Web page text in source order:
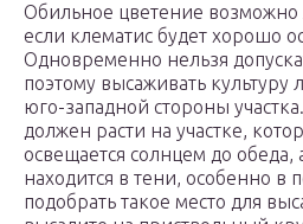
Обильное цветение возможно
если клематис будет хорошо
Одновременно нельзя
поэтому высаживать
юго-западной стороны
должен расти на участке,
освещается солнцем до
находится в тени, особенно в
подобрать такое место для